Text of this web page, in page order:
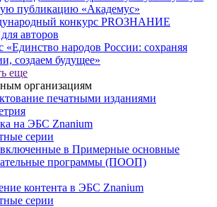
публикацию «Академус»
конкурс PROЗНАНИЕ
авторов
«Единство народов России: сохраняя
создаем будущее»
еще
организациям
печатными изданиями
на ЭБС Znanium
серии
в Примерные основные
программы (ПООП)
контента в ЭБС Znanium
серии